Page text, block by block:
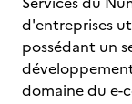
d'entreprises
possédant un
domaine du e-